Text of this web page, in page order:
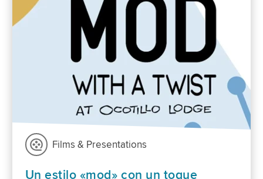
Films & Presentations
Un estilo «mod» con un toque